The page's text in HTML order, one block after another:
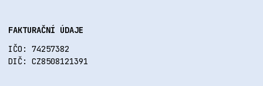
FAKTURAČNÍ ÚDAJE
IČO: 74257382
DIČ: CZ8508121391